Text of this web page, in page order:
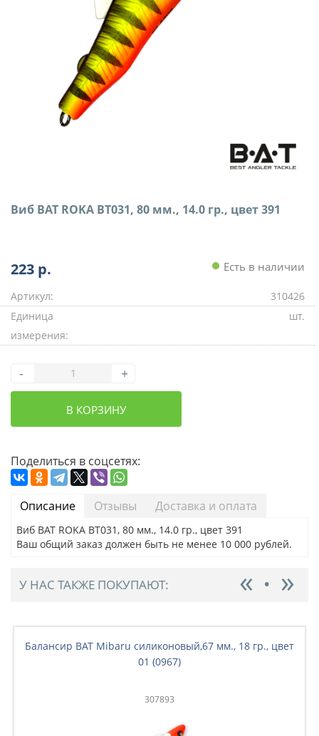
Виб BAT ROKA BT031, 80 мм., 14.0 гр., цвет 391
223 р. Есть в наличии
Артикул:
310426
Единица
измерения:
шт.
- +
В КОРЗИНУ
Поделиться в соцсетях:
Описание Отзывы Доставка и оплата
Виб BAT ROKA BT031, 80 мм., 14.0 гр., цвет 391
Ваш общий заказ должен быть не менее 10 000 рублей.
У НАС ТАКЖЕ ПОКУПАЮТ:
Балансир BAT Mibaru силиконовый,67 мм., 18 гр., цвет
01 (0967)
307893